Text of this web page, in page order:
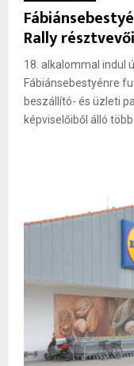
Rally résztvevői
18. alkalommal indul
Fábiánsebestyénre
beszállító- és üzleti
képviselőiből álló több